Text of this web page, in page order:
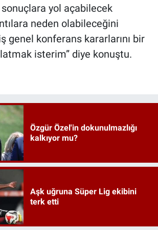
yol açabilecek
neden olabileceğini
genel konferans kararlarını bir
isterim” diye konuştu.
Özgür Özel'in dokunulmazlığı
kalkıyor mu?
Aşk uğruna Süper Lig ekibini
terk etti